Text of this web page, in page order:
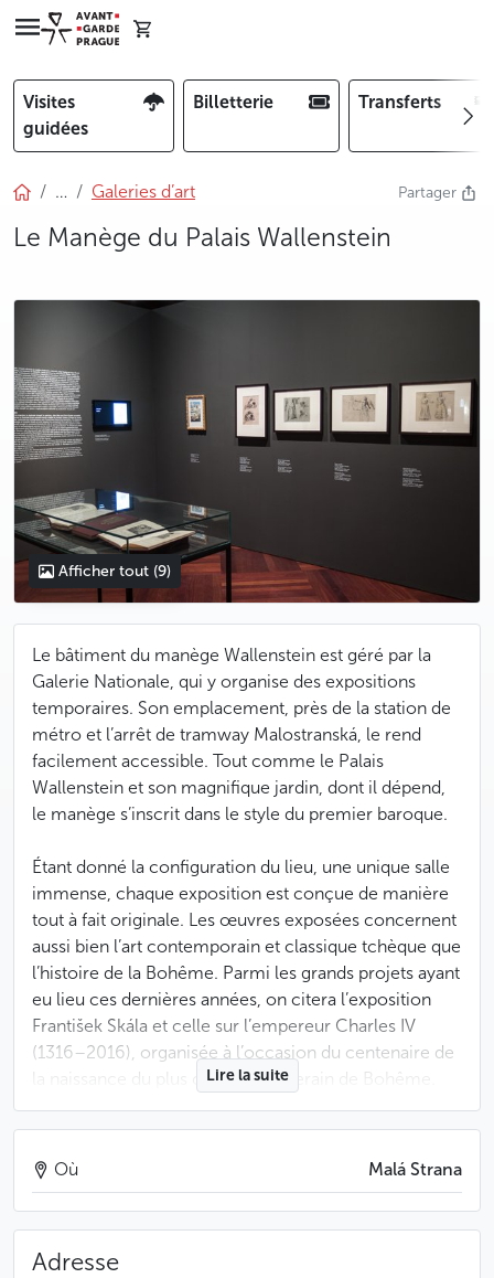
Visites
guidées
Billetterie Transferts
… Galeries d’art Partager
Le Manège du Palais Wallenstein
photo 5
photo 6
photo 7
photo 8
photo 9
Afficher tout (9)
Le bâtiment du manège Wallenstein est géré par la
Galerie Nationale, qui y organise des expositions
temporaires. Son emplacement, près de la station de
métro et l’arrêt de tramway Malostranská, le rend
facilement accessible. Tout comme le Palais
Wallenstein et son magnifique jardin, dont il dépend,
le manège s’inscrit dans le style du premier baroque.
Étant donné la configuration du lieu, une unique salle
immense, chaque exposition est conçue de manière
tout à fait originale. Les œuvres exposées concernent
aussi bien l’art contemporain et classique tchèque que
l’histoire de la Bohême. Parmi les grands projets ayant
eu lieu ces dernières années, on citera l’exposition
František Skála et celle sur l’empereur Charles IV
(1316–2016), organisée à l’occasion du centenaire de
la naissance du plus célèbre souverain de Bohême.
Lire la suite
Moins
Où Malá Strana
Adresse